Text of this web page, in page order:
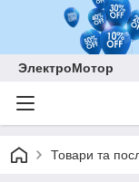
ЭлектроМотор
Товари та